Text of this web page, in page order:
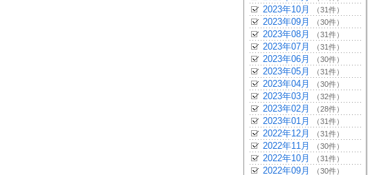
2023年10月 （31件）
2023年09月 （30件）
2023年08月 （31件）
2023年07月 （31件）
2023年06月 （30件）
2023年05月 （31件）
2023年04月 （30件）
2023年03月 （32件）
2023年02月 （28件）
2023年01月 （31件）
2022年12月 （31件）
2022年11月 （30件）
2022年10月 （31件）
2022年09月 （30件）